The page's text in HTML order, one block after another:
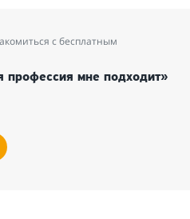
с бесплатным
профессия мне подходит»